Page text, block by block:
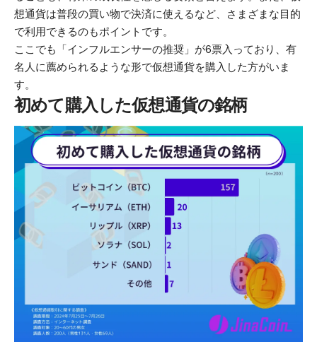
想通貨は普段の買い物で決済に使えるなど、さまざまな目的
で利用できるのもポイントです。
ここでも「インフルエンサーの推奨」が6票入っており、有
名人に薦められるような形で仮想通貨を購入した方がいま
す。
初めて購入した仮想通貨の銘柄